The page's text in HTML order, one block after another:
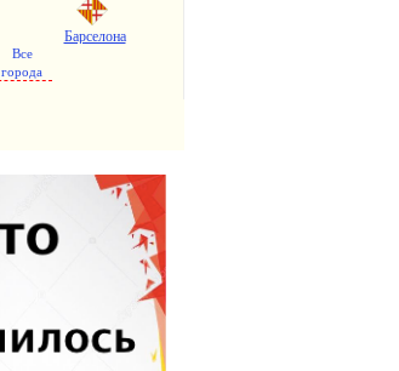
Барселона
Пальма де Майорка
Гранада
Все
города